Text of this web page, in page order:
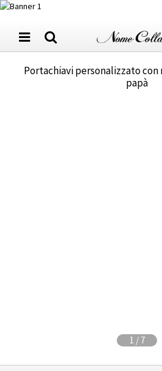
Portachiavi personalizzato
papà
1 / 7